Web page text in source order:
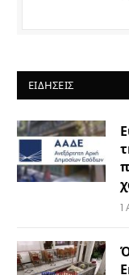
ΕΙΔΉΣΕΙΣ
1